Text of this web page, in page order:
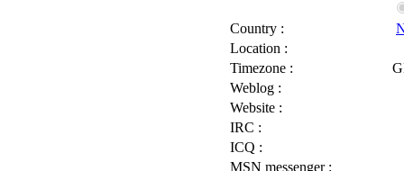
Country :
Location :
Timezone :
Weblog :
Website :
IRC :
ICQ :
MSN messenger :